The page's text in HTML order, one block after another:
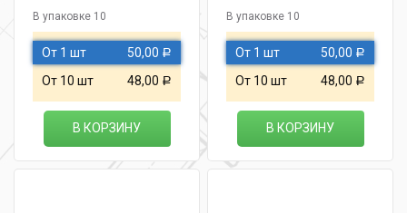
В упаковке 10
От 1 шт 50,00 Р
От 10 шт 48,00 Р
В КОРЗИНУ
В упаковке 10
От 1 шт 50,00 Р
От 10 шт 48,00 Р
В КОРЗИНУ